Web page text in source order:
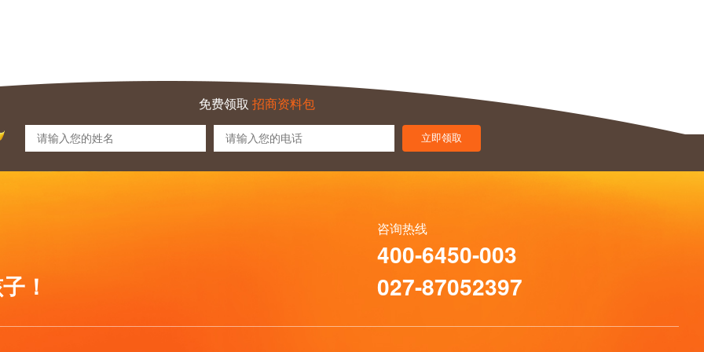
免费领取 招商资料包
立即领取
！
咨询热线
400-6450-003
027-87052397